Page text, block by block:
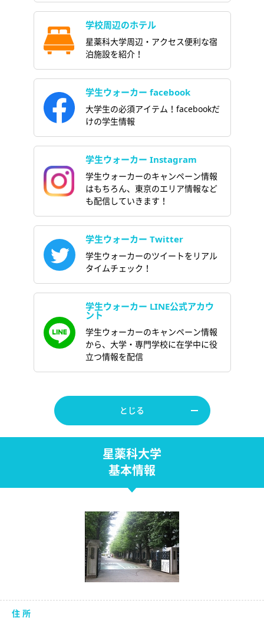
学校周辺のホテル
星薬科大学周辺・アクセス便利な宿
泊施設を紹介！
学生ウォーカー facebook
大学生の必須アイテム！facebookだ
けの学生情報
学生ウォーカー Instagram
学生ウォーカーのキャンペーン情報
はもちろん、東京のエリア情報など
も配信していきます！
学生ウォーカー Twitter
学生ウォーカーのツイートをリアル
タイムチェック！
学生ウォーカー LINE公式アカウ
ント
学生ウォーカーのキャンペーン情報
から、大学・専門学校に在学中に役
立つ情報を配信
とじる
星薬科大学
基本情報
住 所